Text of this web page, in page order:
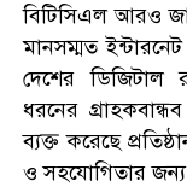
বিটিসিএল আরও
মানসম্মত
দেশের ডিজিটাল
ধরনের
ব্যক্ত করেছে
ও সহযোগিতার জন্য